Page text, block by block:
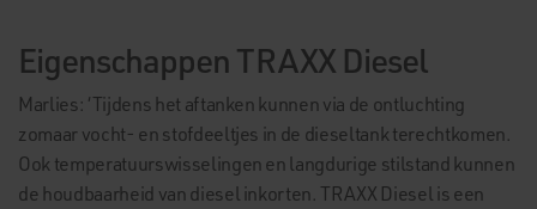
Eigenschappen TRAXX Diesel
Marlies: ‘Tijdens het aftanken kunnen via de ontluchting
zomaar vocht- en stofdeeltjes in de dieseltank terechtkomen.
Ook temperatuurswisselingen en langdurige stilstand kunnen
de houdbaarheid van diesel inkorten. TRAXX Diesel is een